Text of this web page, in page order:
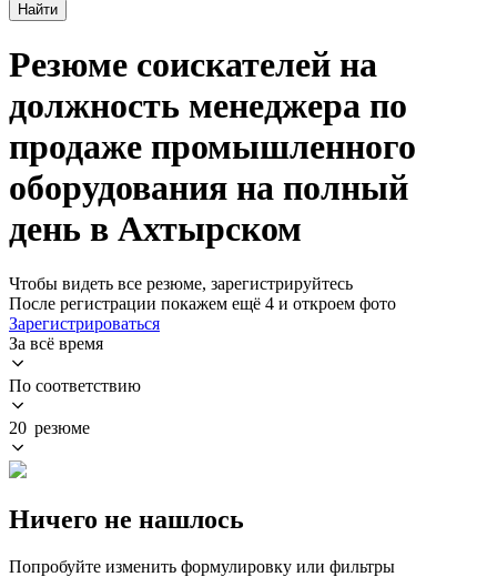
Найти
Резюме соискателей на
должность менеджера по
продаже промышленного
оборудования на полный
день в Ахтырском
Чтобы видеть все резюме, зарегистрируйтесь
После регистрации покажем ещё 4 и откроем фото
Зарегистрироваться
За всё время
По соответствию
20 резюме
Ничего не нашлось
Попробуйте изменить формулировку или фильтры